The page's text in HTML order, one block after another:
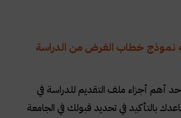
نموذج خطاب الغرض من الدراسة
أهم أجزاء ملف التقديم للدراسة في
بالتأكيد في تحديد قبولك في الجامعة